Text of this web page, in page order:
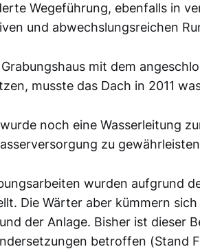
Wegeführung, ebenfalls in
und abwechslungsreichen
mit dem
musste das Dach in 2011
noch eine Wasserleitung
zu
wurden aufgrund
Die Wärter aber kümmern
der Anlage. Bisher ist dieser
betroffen (Stand